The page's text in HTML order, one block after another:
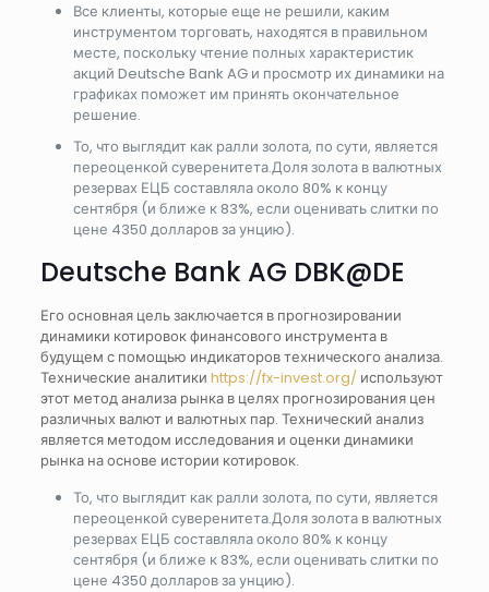
Все клиенты, которые еще не решили, каким
инструментом торговать, находятся в правильном
месте, поскольку чтение полных характеристик
акций Deutsche Bank AG и просмотр их динамики на
графиках поможет им принять окончательное
решение.
То, что выглядит как ралли золота, по сути, является
переоценкой суверенитета.Доля золота в валютных
резервах ЕЦБ составляла около 80% к концу
сентября (и ближе к 83%, если оценивать слитки по
цене 4350 долларов за унцию).
Deutsche Bank AG DBK@DE
Его основная цель заключается в прогнозировании
динамики котировок финансового инструмента в
будущем с помощью индикаторов технического анализа.
Технические аналитики https://fx-invest.org/используют
этот метод анализа рынка в целях прогнозирования цен
различных валют и валютных пар. Технический анализ
является методом исследования и оценки динамики
рынка на основе истории котировок.
То, что выглядит как ралли золота, по сути, является
переоценкой суверенитета.Доля золота в валютных
резервах ЕЦБ составляла около 80% к концу
сентября (и ближе к 83%, если оценивать слитки по
цене 4350 долларов за унцию).